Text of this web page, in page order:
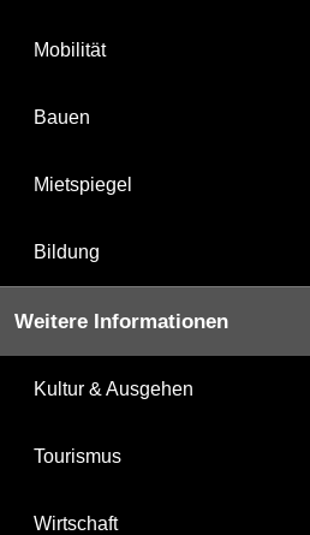
Mobilität
Bauen
Mietspiegel
Bildung
Weitere Informationen
Kultur & Ausgehen
Tourismus
Wirtschaft